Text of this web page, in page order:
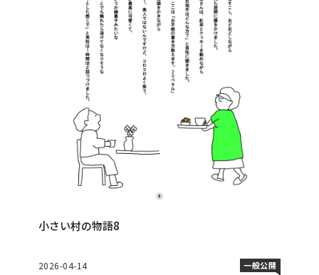
小さい村の物語8
2026-04-14 一般公開